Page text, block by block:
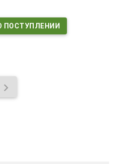
ПОСТУПЛЕНИИ
